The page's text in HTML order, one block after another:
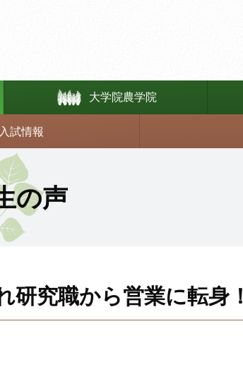
大学院農学院
試情報
の声
究職から営業に転身！